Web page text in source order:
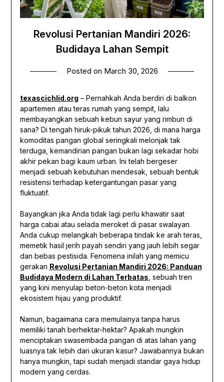
Revolusi Pertanian Mandiri 2026:
Budidaya Lahan Sempit
Posted on March 30, 2026
texascichlid.org – Pernahkah Anda berdiri di balkon
apartemen atau teras rumah yang sempit, lalu
membayangkan sebuah kebun sayur yang rimbun di
sana? Di tengah hiruk-pikuk tahun 2026, di mana harga
komoditas pangan global seringkali melonjak tak
terduga, kemandirian pangan bukan lagi sekadar hobi
akhir pekan bagi kaum urban. Ini telah bergeser
menjadi sebuah kebutuhan mendesak, sebuah bentuk
resistensi terhadap ketergantungan pasar yang
fluktuatif.
Bayangkan jika Anda tidak lagi perlu khawatir saat
harga cabai atau selada meroket di pasar swalayan.
Anda cukup melangkah beberapa tindak ke arah teras,
memetik hasil jerih payah sendiri yang jauh lebih segar
dan bebas pestisida. Fenomena inilah yang memicu
gerakan Revolusi Pertanian Mandiri 2026: Panduan
Budidaya Modern di Lahan Terbatas , sebuah tren
yang kini menyulap beton-beton kota menjadi
ekosistem hijau yang produktif.
Namun, bagaimana cara memulainya tanpa harus
memiliki tanah berhektar-hektar? Apakah mungkin
menciptakan swasembada pangan di atas lahan yang
luasnya tak lebih dari ukuran kasur? Jawabannya bukan
hanya mungkin, tapi sudah menjadi standar gaya hidup
modern yang cerdas.